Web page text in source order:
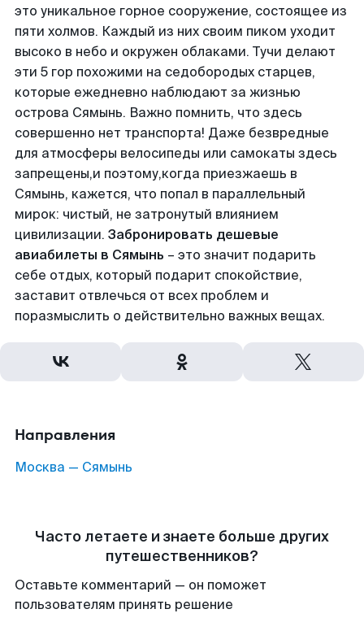
это уникальное горное сооружение, состоящее из
пяти холмов. Каждый из них своим пиком уходит
высоко в небо и окружен облаками. Тучи делают
эти 5 гор похожими на седобородых старцев,
которые ежедневно наблюдают за жизнью
острова Сямынь. Важно помнить, что здесь
совершенно нет транспорта! Даже безвредные
для атмосферы велосипеды или самокаты здесь
запрещены,и поэтому,когда приезжаешь в
Сямынь, кажется, что попал в параллельный
мирок: чистый, не затронутый влиянием
цивилизации. Забронировать дешевые
авиабилеты в Сямынь – это значит подарить
себе отдых, который подарит спокойствие,
заставит отвлечься от всех проблем и
поразмыслить о действительно важных вещах.
Направления
Москва — Сямынь
Часто летаете и знаете больше других
путешественников?
Оставьте комментарий — он поможет
пользователям принять решение